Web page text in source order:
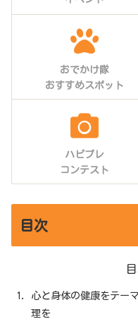
おでかけ隊
おすすめスポット
ハピプレ
コンテスト
目次
心と身体の健康をテー
理を